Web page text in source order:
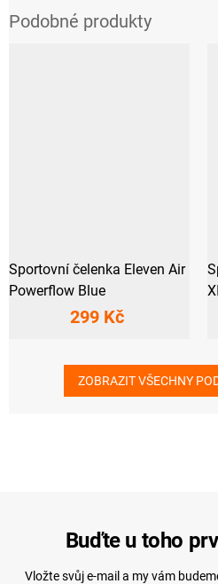
Sportovní čelenka Eleven Air
Powerflow Blue
299 Kč
ZOBRAZIT VŠECHNY
Buďte u toho
Vložte svůj e-mail a my vám